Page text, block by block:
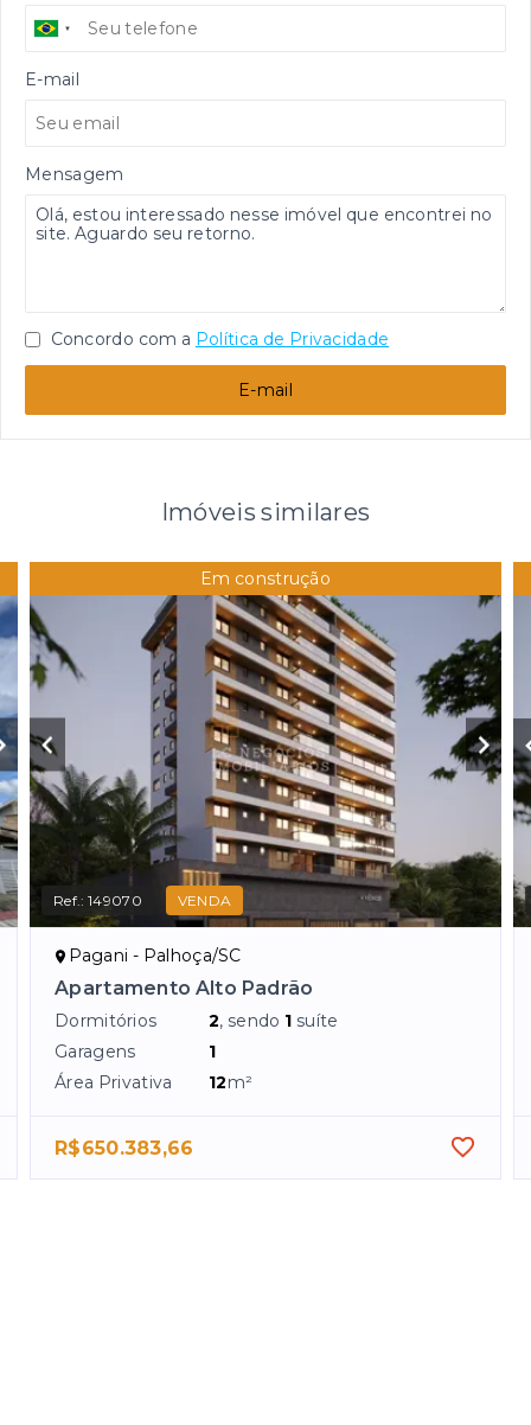
E-mail
Mensagem
Concordo com a Política de Privacidade
E-mail
Imóveis similares
Em construção
Ref.:149070 VENDA
Pagani - Palhoça/SC
Apartamento Alto Padrão
Dormitórios 2, sendo 1 suíte
Garagens
1
Área Privativa
12m²
R$650.383,66